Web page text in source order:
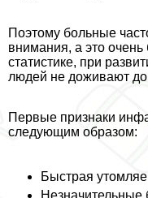
Поэтому больные
внимания, а это
статистике, при
людей не доживают
Первые признаки
следующим образом:
Быстрая
Незначительные